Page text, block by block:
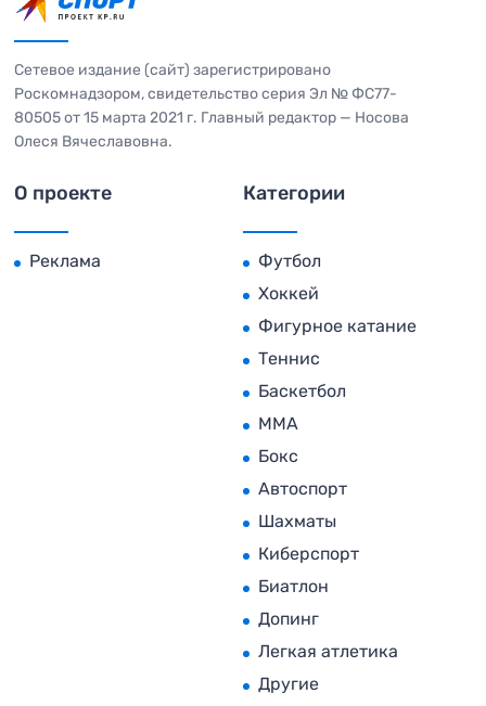
Сетевое издание (сайт) зарегистрировано
Роскомнадзором, свидетельство серия Эл № ФС77-
80505 от 15 марта 2021 г. Главный редактор — Носова
Олеся Вячеславовна.
О проекте
Реклама
Категории
Футбол
Хоккей
Фигурное катание
Теннис
Баскетбол
MMA
Бокс
Автоспорт
Шахматы
Киберспорт
Биатлон
Допинг
Легкая атлетика
Другие